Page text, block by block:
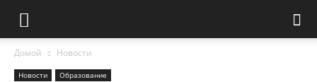
Домой Новости
Новости Образование